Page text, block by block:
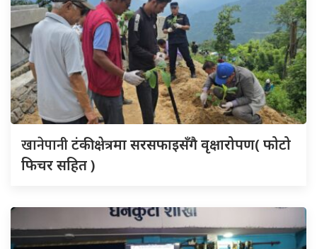
खानेपानीटंकी क्षेत्रमा सरसफाइसँगै वृक्षारोपण( फोटो
फिचर सहित )